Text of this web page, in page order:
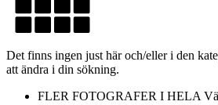
Det finns ingen just här och/eller i den
att ändra i din sökning.
FLER FOTOGRAFER I HELA